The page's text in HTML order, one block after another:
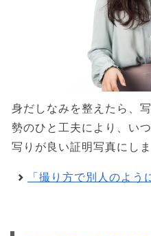
身だしなみを整えたら、
勢のひと工夫により、い
写りが良い証明写真にしま
「撮り方で別人のよ